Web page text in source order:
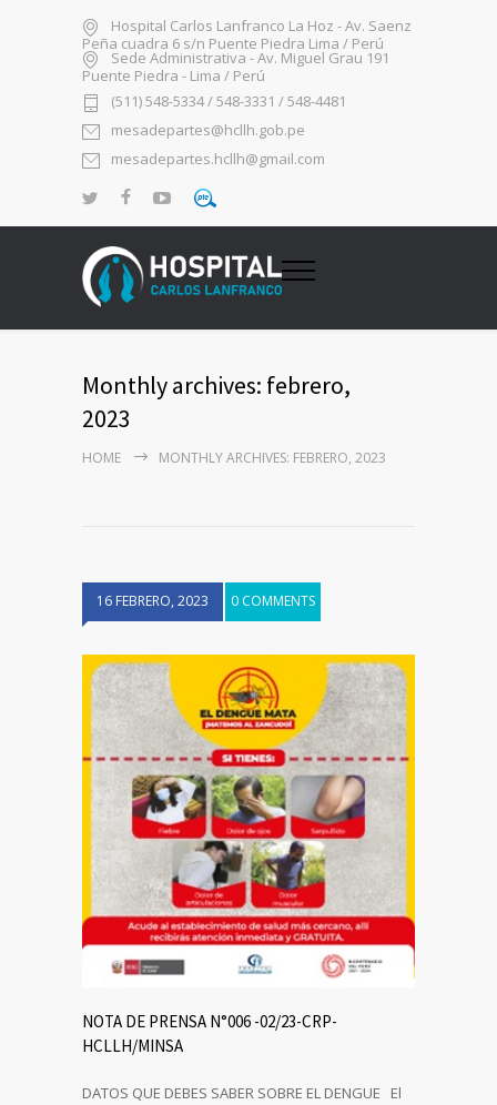
Hospital Carlos Lanfranco La Hoz - Av. Saenz
Peña cuadra 6 s/n Puente Piedra Lima / Perú
Sede Administrativa - Av. Miguel Grau 191
Puente Piedra - Lima / Perú
(511) 548-5334 / 548-3331 / 548-4481
mesadepartes@hcllh.gob.pe
mesadepartes.hcllh@gmail.com
Monthly archives: febrero,
2023
HOME MONTHLY ARCHIVES: FEBRERO, 2023
16 FEBRERO, 2023 0 COMMENTS
NOTA DE PRENSA N°006 -02/23-CRP-
HCLLH/MINSA
DATOS QUE DEBES SABER SOBRE EL DENGUE El